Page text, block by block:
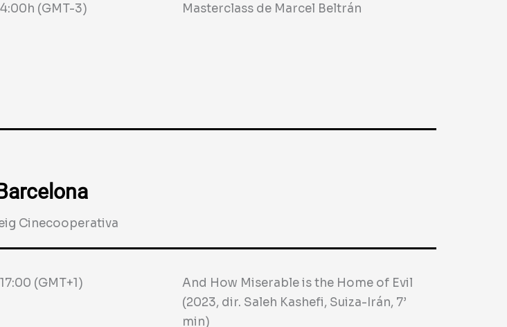
(GMT-3) Masterclass de Marcel Beltrán
Barcelona
Cinecooperativa
17:00 (GMT+1)
And How Miserable is the Home of Evil
(2023, dir. Saleh Kashefi, Suiza-Irán, 7’
min)